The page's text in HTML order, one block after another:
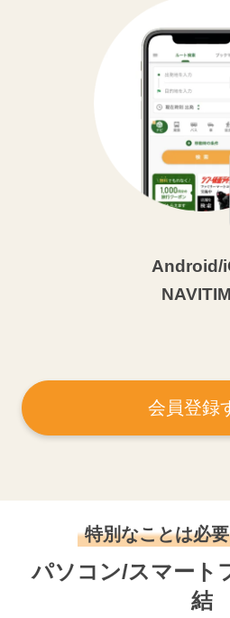
Android/
会員登録
特別なことは必
パソコン/スマート
結